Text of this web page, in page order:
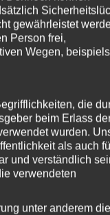
Version 1.7.10
ozone-2-reloaded
gewährleistet
Person frei,
Wegen,
die
beim Erlass
wurden.
als auch
und verständlich
verwendeten
unter anderem die